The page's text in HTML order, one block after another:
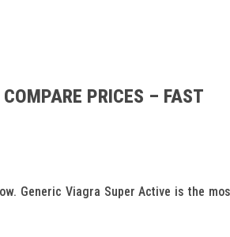
PRICES – FAST
Generic Viagra Super Active is the